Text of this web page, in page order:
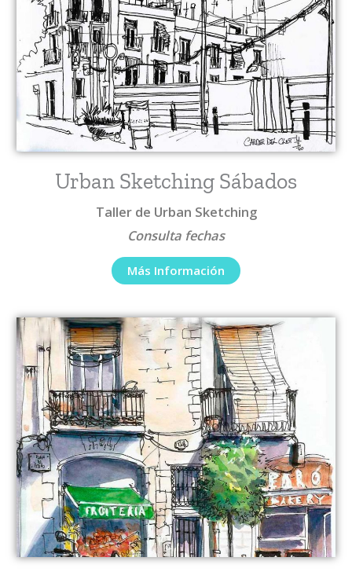
Urban Sketching Sábados
Taller de Urban Sketching
Consulta fechas
Más Información